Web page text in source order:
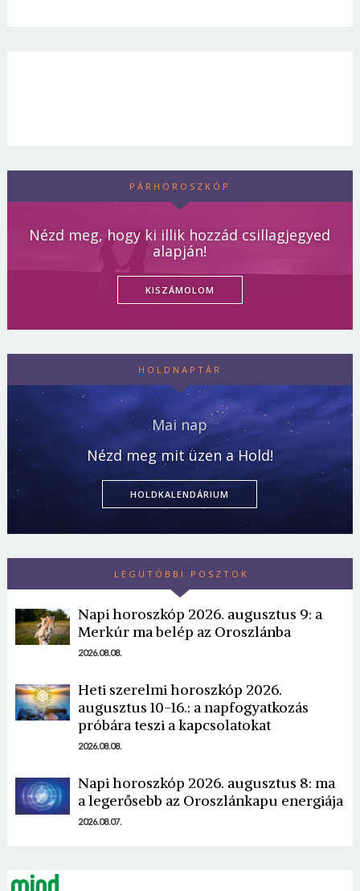
PÁRHOROSZKÓP
Nézd meg, hogy ki illik hozzád csillagjegyed
alapján!
KISZÁMOLOM
HOLDNAPTÁR
Mai nap
Nézd meg mit üzen a Hold!
HOLDKALENDÁRIUM
LEGUTÓBBI POSZTOK
Napi horoszkóp 2026. augusztus 9: a
Merkúr ma belép az Oroszlánba
2026.08.08.
Heti szerelmi horoszkóp 2026.
augusztus 10-16.: a napfogyatkozás
próbára teszi a kapcsolatokat
2026.08.08.
Napi horoszkóp 2026. augusztus 8: ma
a legerősebb az Oroszlánkapu energiája
2026.08.07.
Borsonline bejelentkezés
E-mail cím vagy felhasználónév
Jelszó